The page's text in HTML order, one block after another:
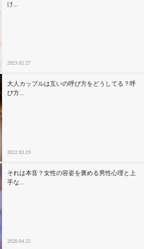
け...
2023.02.27
大人カップルは互いの呼び方をどうしてる？呼
び方...
2022.03.19
それは本音？女性の容姿を褒める男性心理と上
手な...
2020.04.22